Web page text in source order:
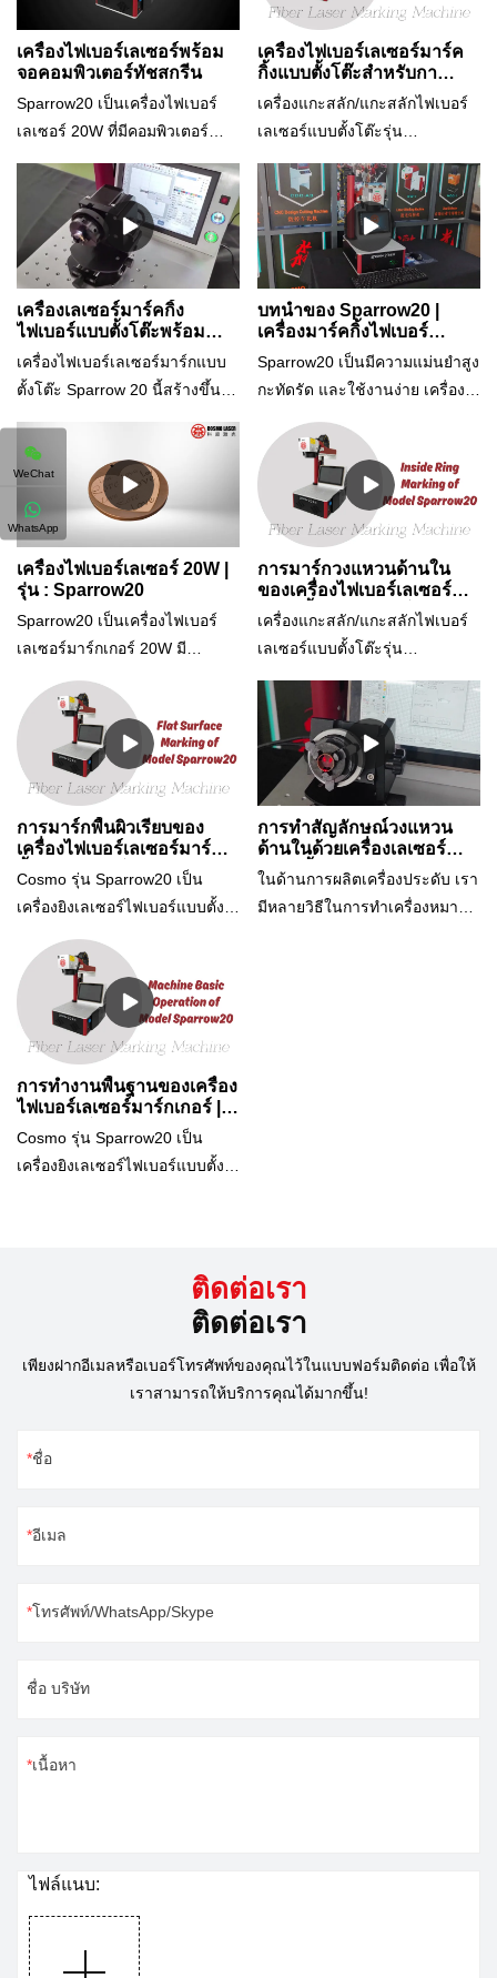
เครื่องไฟเบอร์เลเซอร์พร้อม
จอคอมพิวเตอร์ทัชสกรีน
Sparrow20 เป็นเครื่องไฟเบอร์
เลเซอร์ 20W ที่มีคอมพิวเตอร์
ระบบสัมผัสในตัวมีคุณสมบัติสี่
ประการ:1. "ปลั๊กแอนด์เพลย์" ใช้
งานง่ายสุด ๆ2. เดสก์ท็อป เหมาะ
มากสำหรับสถานที่จำกัด เช่น
ร้านค้าปลีก3. ความแม่นยำสูง
สามารถตอบสนองความต้องการ
สูงเช่นการทำเครื่องหมายชิ้นส่วน
เครื่องประดับ4. มาพร้อม
คอมพิวเตอร์ ไม่ต้องเตรียมพีซี/
เครื่องไฟเบอร์เลเซอร์มาร์ค
กิ้งแบบตั้งโต๊ะสำหรับกา
รมาร์กวงแหวนรอบนอก รุ่น
Sparrow20
เครื่องแกะสลัก/แกะสลักไฟเบอร์
เลเซอร์แบบตั้งโต๊ะรุ่น
Sparrow20 มีสโลแกนว่า "Mini
size, big functions" เลเซอร์มาร์ก
เกอร์แบบตั้งโต๊ะของเราเป็น
อุปกรณ์ประเภทหนึ่งที่ใช้เลเซอร์
เพื่อทำเครื่องหมายหรือแกะสลัก
วัสดุต่างๆ เช่น โลหะ พลาสติก
แก้ว และไม้ เครื่องจะปล่อย
ลำแสงเลเซอร์กำลังสูงที่กัดพื้นผิว
ของวัสดุด้วยรูปแบบที่แม่นยำ
ถาวร
เครื่องเลเซอร์มาร์คกิ้ง
ไฟเบอร์แบบตั้งโต๊ะพร้อม
ระบบคอมพิวเตอร์ทัชสกรีน
ในตัว
เครื่องไฟเบอร์เลเซอร์มาร์กแบบ
ตั้งโต๊ะ Sparrow 20 นี้สร้างขึ้น
สำหรับอุตสาหกรรมที่ต้องการกา
รมาร์กที่ปราศจากปัญหา
ความเร็วสูง และลึกสำหรับโลหะ
ทั้งหมดและวัสดุที่ไม่ใช่โลหะบาง
ชนิด ด้วยระบบคอมพิวเตอร์หน้า
จอสัมผัสในตัวและการออกแบบที่
กะทัดรัด ช่วยให้ผู้ใช้มีปลั๊กและ
ประสบการณ์การใช้งานที่แกะ
กล่องได้ทันที เป็นเจ้าของฟังก์ชัน
สำหรับทำเครื่องหมายทรง
กระบอกต่อเนื่อง 360 องศาทั้ง
ด้านในและด้านนอกของวงแหวน
กำไล และวัตถุทรงกระบอกอื่นๆ
กรุณาติดต่อเราสำหรับราย
ละเอียดเพิ่มเติม
บทนำของ Sparrow20 |
เครื่องมาร์คกิ้งไฟเบอร์
เลเซอร์ Cosmo 20W
Sparrow20 เป็นมีความแม่นยำสูง
กะทัดรัด และใช้งานง่าย เครื่อง
มาร์กด้วยเลเซอร์ที่เหมาะสำหรับ
การใช้งานที่หลากหลาย มันถูก
ออกแบบมาเพื่อให้รวดเร็วและ
แม่นยำ การมาร์กบนวัสดุหลาก
หลายชนิดได้แก่โลหะ พลาสติก
และอื่นๆ. ตัวเครื่องติดตั้งเลเซอร์
อันทรงพลังที่สามารถทำ
เครื่องหมายข้อความ กราฟิก และ
การออกแบบอื่นๆ ได้อย่างแม่นยำ
เด่นของ Sparrow20 ก็คือขนาด
กะทัดรัดซึ่งทำให้เหมาะสำหรับใช้
ในพื้นที่ทำงานขนาดเล็ก ตัว
เครื่องก็สูงเช่นกันแบบพกพาจึง
สามารถเคลื่อนย้ายจากที่หนึ่งไป
อีกที่หนึ่งได้อย่างง่ายดายตาม
ต้องการ แม้จะมีขนาดที่เล็ก แต่
Sparrow20 ก็เป็นทรงพลังและ
อเนกประสงค์ เครื่องจักรที่
เครื่องไฟเบอร์เลเซอร์ 20W |
รุ่น : Sparrow20
Sparrow20 เป็นเครื่องไฟเบอร์
เลเซอร์มาร์กเกอร์ 20W มี
คอมพิวเตอร์หน้าจอสัมผัสในตัวมี
4 คุณสมบัติ:1. "ปลั๊กแอนด์เพลย์"
ใช้งานง่าย2. ตั้งโต๊ะ เหมาะมาก
สำหรับพื้นที่จำกัด3. ความแม่นยำ
สูงสามารถตอบสนองความ
ต้องการสูง4. มาพร้อมกับ
คอมพิวเตอร์ ไม่จำเป็นต้องซื้อพีซี/
แล็ปท็อป
การมาร์กวงแหวนด้านใน
ของเครื่องไฟเบอร์เลเซอร์
มาร์คกิ้ง | รุ่นสแปร์โรว์20
เครื่องแกะสลัก/แกะสลักไฟเบอร์
เลเซอร์แบบตั้งโต๊ะรุ่น
Sparrow20 มีสโลแกนว่า "Mini
size, big functions" เครื่องนี้ค่อน
ข้างใช้งานง่าย ทุกคนสามารถคุ้น
เคยกับ Sparrow20 ได้ แม้ว่าจะ
ไม่มีความรู้ด้านเทคโนโลยี
เลเซอร์มาก่อนก็ตาม วิดีโอนี้
แสดงวิธีการทำเครื่องหมาย
วงแหวนด้านใน
การมาร์กพื้นผิวเรียบของ
เครื่องไฟเบอร์เลเซอร์มาร์ค
กิ้ง | รุ่นสแปร์โรว์20
Cosmo รุ่น Sparrow20 เป็น
เครื่องยิงเลเซอร์ไฟเบอร์แบบตั้ง
โต๊ะ สโลแกน "Mini size, big
functions" เครื่องนี้ใช้งานง่ายสุด
ๆ แบบพลักแอนด์เพลย์ ใครก็ตาม
ที่ไม่รู้อะไรเลยเกี่ยวกับเครื่อง
เลเซอร์สามารถทำความคุ้นเคย
กับ Sparrow20 ได้อย่างง่ายดาย
วิดีโอนี้แนะนำชิ้นส่วนเครื่องจักร
และแสดงวิธีเลเซอร์มาร์กพื้นผิว
เรียบของชิ้นงาน
การทำสัญลักษณ์วงแหวน
ด้านในด้วยเครื่องเลเซอร์
มาร์คกิ้ง
ในด้านการผลิตเครื่องประดับ เรา
มีหลายวิธีในการทำเครื่องหมาย
สลักได้ (และอ่านง่าย)4. ลดความ
เสียหายของชิ้นงาน5. ไม่มีค่าใช้
การทำงานพื้นฐานของเครื่อง
ไฟเบอร์เลเซอร์มาร์กเกอร์ |
รุ่นสแปร์โรว์20
Cosmo รุ่น Sparrow20 เป็น
เครื่องยิงเลเซอร์ไฟเบอร์แบบตั้ง
ที่ไม่รู้อะไรเลยเกี่ยวกับเครื่อง
เลเซอร์สามารถทำความคุ้นเคย
กับ Sparrow20 ได้อย่างง่ายดาย
วิดีโอนี้แนะนำส่วนต่างๆ ของ
เครื่องและการทำงานพื้นฐานบาง
ติดต่อเรา
ติดต่อเรา
เพียงฝากอีเมลหรือเบอร์โทรศัพท์ของคุณไว้ในแบบฟอร์มติดต่อ เพื่อให้
เราสามารถให้บริการคุณได้มากขึ้น!
ชื่อ
อีเมล
โทรศัพท์/WhatsApp/Skype
ชื่อ บริษัท
เนื้อหา
ไฟล์แนบ:
WeChat
WhatsApp